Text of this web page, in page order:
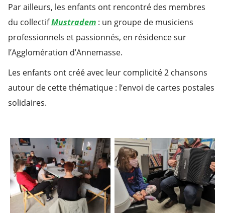
Par ailleurs, les enfants ont rencontré des membres
du collectifMustradem : un groupe de musiciens
professionnels et passionnés, en résidence sur
l’Agglomération d’Annemasse.
Les enfants ont créé avec leur complicité 2 chansons
autour de cette thématique : l’envoi de cartes postales
solidaires.